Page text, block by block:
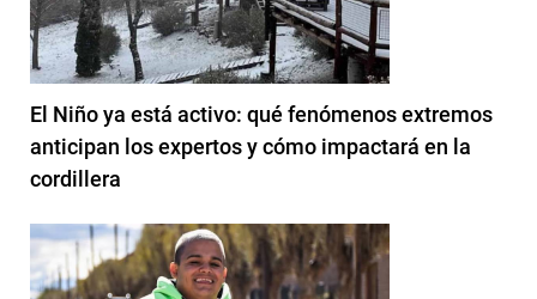
El Niño ya está activo: qué fenómenos extremos
anticipan los expertos y cómo impactará en la
cordillera